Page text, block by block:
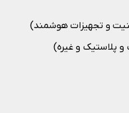
و تجهیزات هوشمند)
پلاستیک و غیره)